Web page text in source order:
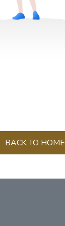
BACK TO HOME